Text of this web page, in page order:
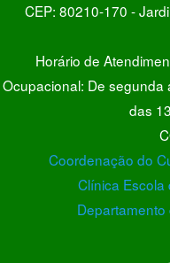
CEP:
Horário de
Ocupacional: De
das
Coordenação do
Clínica Escola